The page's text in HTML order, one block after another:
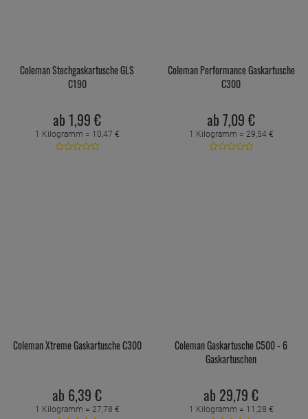
Coleman Stechgaskartusche GLS
C190
ab 1,99 €
1 Kilogramm = 10,47 €
Coleman Performance Gaskartusche
C300
ab 7,09 €
1 Kilogramm = 29,54 €
Coleman Xtreme Gaskartusche C300
ab 6,39 €
1 Kilogramm = 27,78 €
Coleman Gaskartusche C500 - 6
Gaskartuschen
ab 29,79 €
1 Kilogramm = 11,28 €